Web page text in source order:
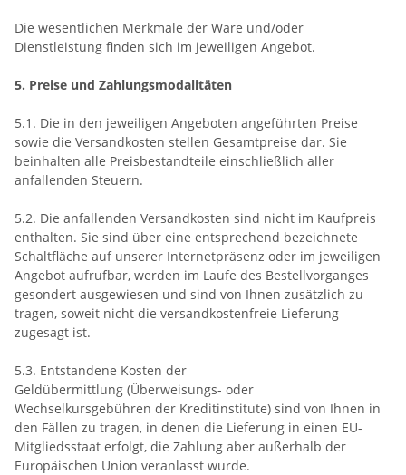
Die wesentlichen Merkmale der Ware und/oder
Dienstleistung finden sich im jeweiligen Angebot.
5. Preise und Zahlungsmodalitäten
5.1. Die in den jeweiligen Angeboten angeführten Preise
sowie die Versandkosten stellen Gesamtpreise dar. Sie
beinhalten alle Preisbestandteile einschließlich aller
anfallenden Steuern.
5.2. Die anfallenden Versandkosten sind nicht im Kaufpreis
enthalten. Sie sind über eine entsprechend bezeichnete
Schaltfläche auf unserer Internetpräsenz oder im jeweiligen
Angebot aufrufbar, werden im Laufe des Bestellvorganges
gesondert ausgewiesen und sind von Ihnen zusätzlich zu
tragen, soweit nicht die versandkostenfreie Lieferung
zugesagt ist.
5.3. Entstandene Kosten der
Geldübermittlung (Überweisungs- oder
Wechselkursgebühren der Kreditinstitute) sind von Ihnen in
den Fällen zu tragen, in denen die Lieferung in einen EU-
Mitgliedsstaat erfolgt, die Zahlung aber außerhalb der
Europäischen Union veranlasst wurde.